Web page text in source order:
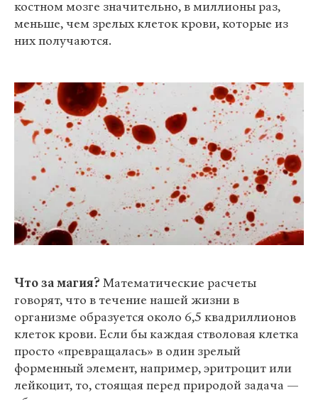
костном мозге значительно, в миллионы раз,
меньше, чем зрелых клеток крови, которые из
них получаются.
Что за магия? Математические расчеты
говорят, что в течение нашей жизни в
организме образуется около 6,5 квадриллионов
клеток крови. Если бы каждая стволовая клетка
просто «превращалась» в один зрелый
форменный элемент, например, эритроцит или
лейкоцит, то, стоящая перед природой задача —